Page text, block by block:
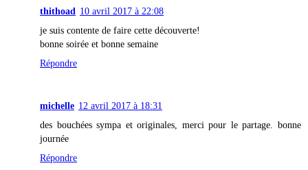
thithoad 10 avril 2017 à 22:08
je suis contente de faire cette découverte!
bonne soirée et bonne semaine
Répondre
michelle 12 avril 2017 à 18:31
des bouchées sympa et originales, merci pour le partage. bonne
journée
Répondre